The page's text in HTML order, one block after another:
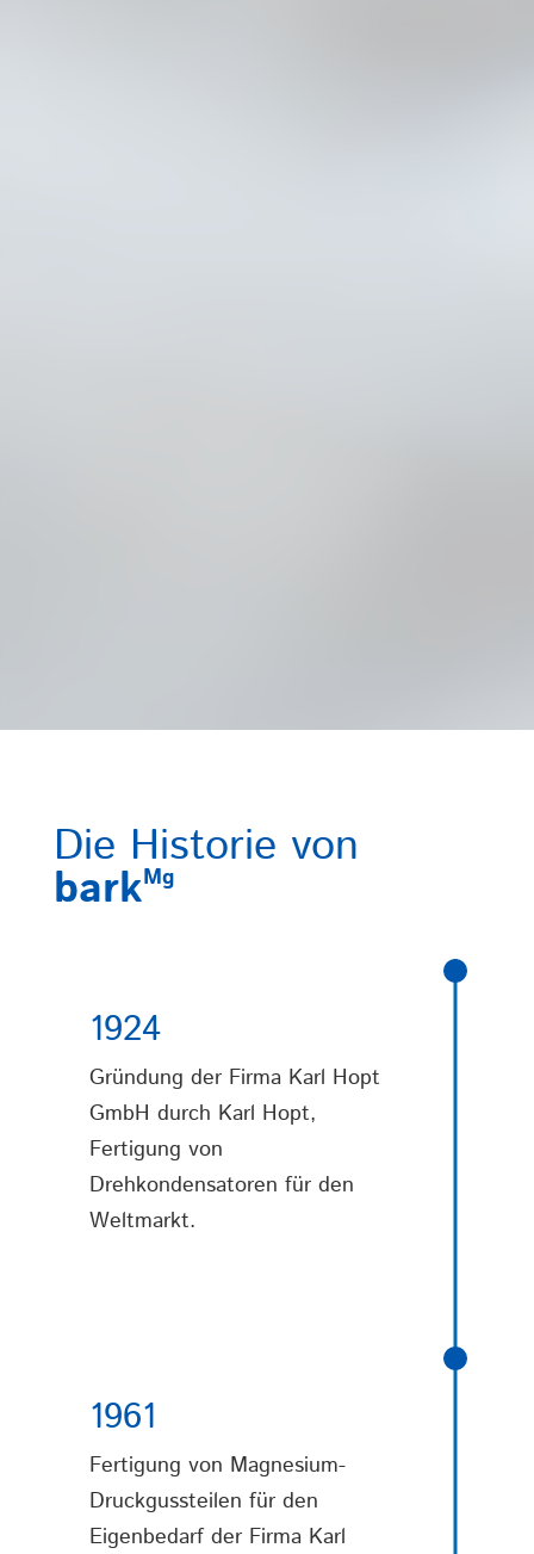
Die Historie von
barkMg
1924
Gründung der Firma Karl Hopt
GmbH durch Karl Hopt,
Fertigung von
Drehkondensatoren für den
Weltmarkt.
1961
Fertigung von Magnesium-
Druckgussteilen für den
Eigenbedarf der Firma Karl